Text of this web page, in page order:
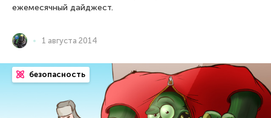
ежемесячный дайджест.
1 августа 2014
безопасность